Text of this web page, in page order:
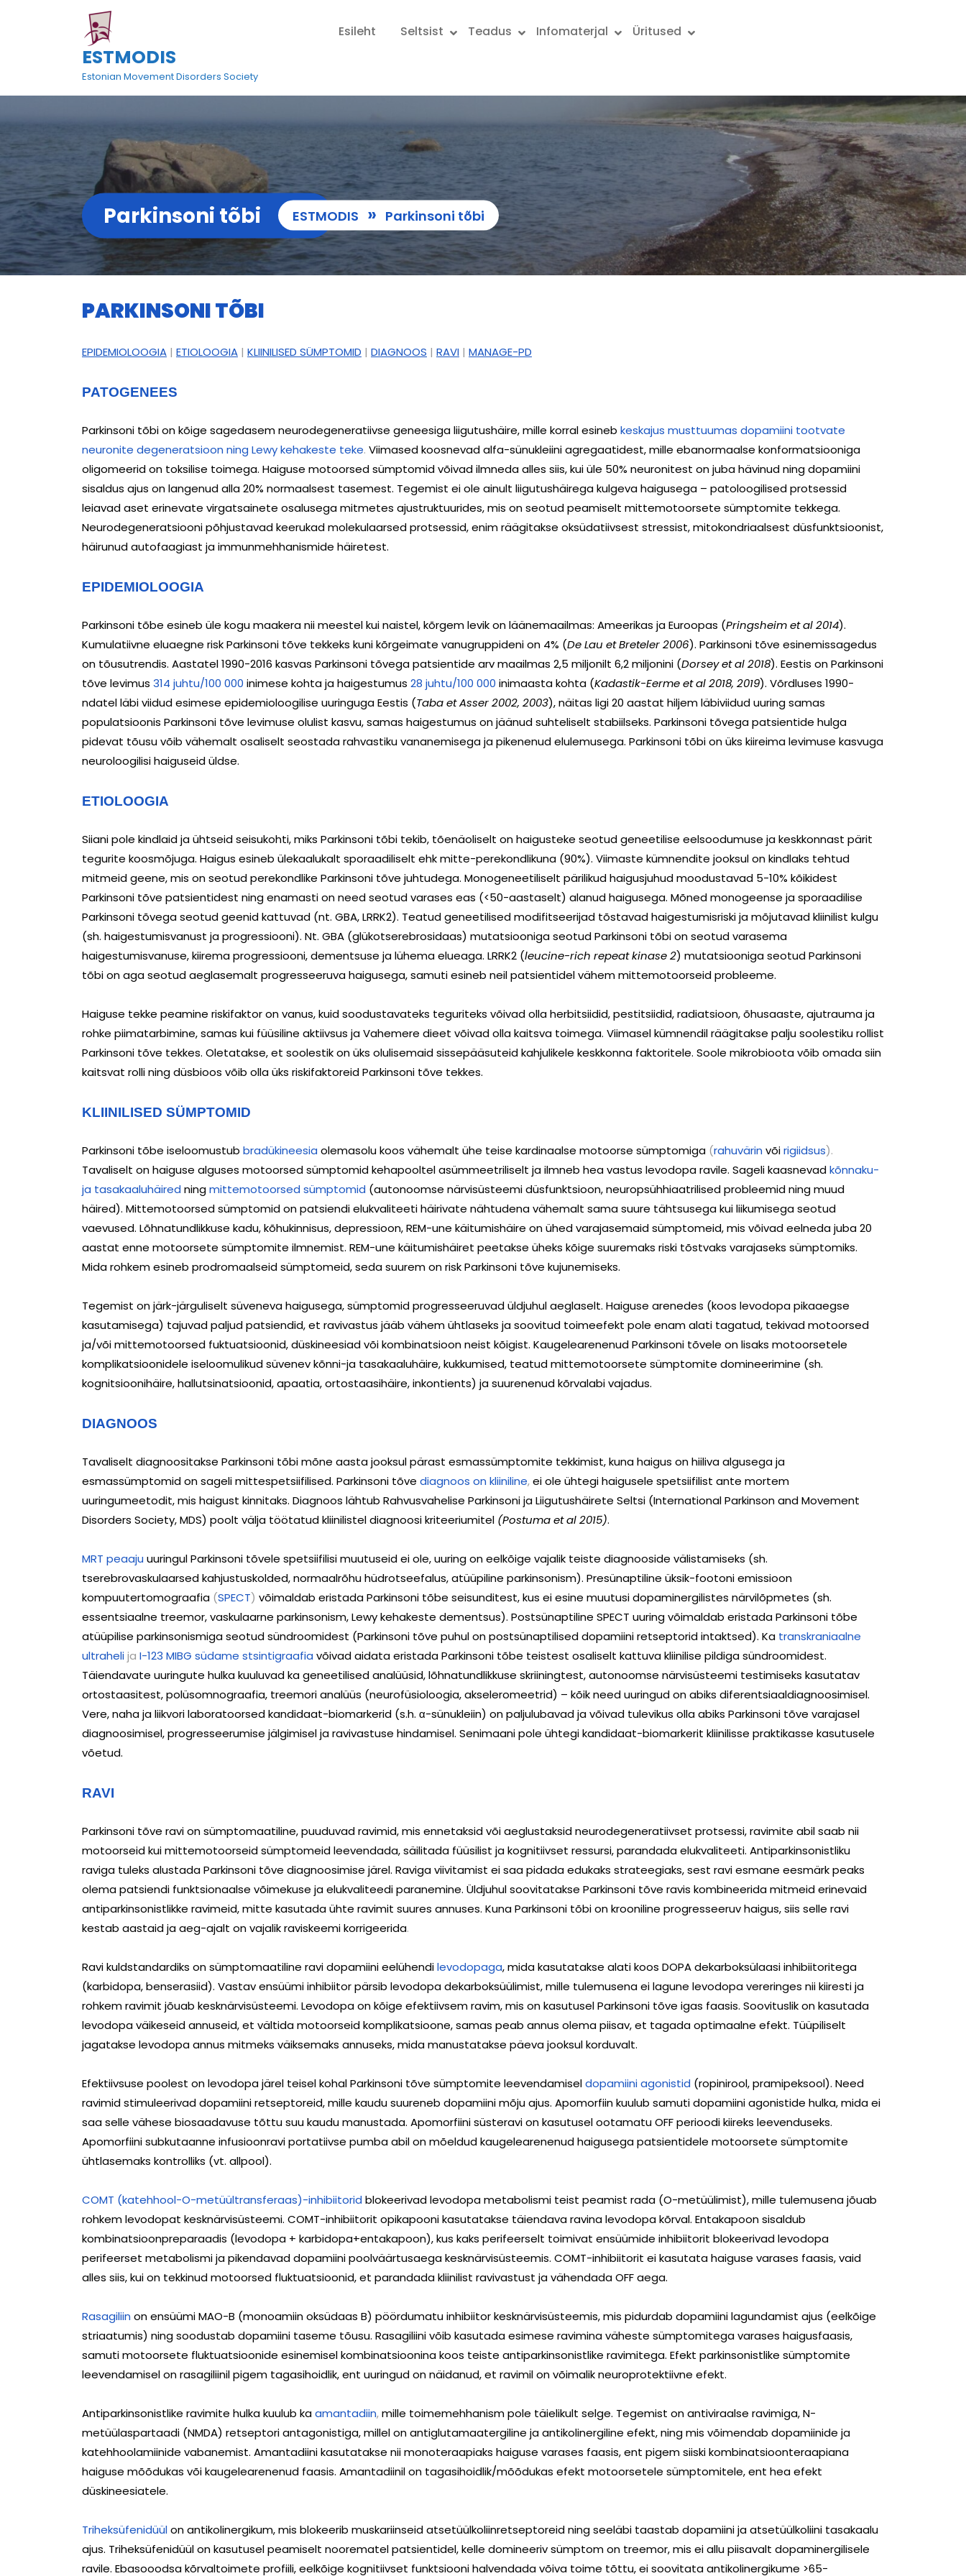
ESTMODIS
Estonian Movement Disorders Society
Esileht Seltsist Teadus Infomaterjal Üritused
Parkinsoni tõbi ESTMODIS » Parkinsoni tõbi
PARKINSONI TÕBI
EPIDEMIOLOOGIA | ETIOLOOGIA | KLIINILISED SÜMPTOMID | DIAGNOOS | RAVI | MANAGE-PD
PATOGENEES
Parkinsoni tõbi on kõige sagedasem neurodegeneratiivse geneesiga liigutushäire, mille korral esineb keskajus musttuumas dopamiini tootvate
neuronite degeneratsioon ning Lewy kehakeste teke. Viimased koosnevad alfa-sünukleiini agregaatidest, mille ebanormaalse konformatsiooniga
oligomeerid on toksilise toimega. Haiguse motoorsed sümptomid võivad ilmneda alles siis, kui üle 50% neuronitest on juba hävinud ning dopamiini
sisaldus ajus on langenud alla 20% normaalsest tasemest. Tegemist ei ole ainult liigutushäirega kulgeva haigusega – patoloogilised protsessid
leiavad aset erinevate virgatsainete osalusega mitmetes ajustruktuurides, mis on seotud peamiselt mittemotoorsete sümptomite tekkega.
Neurodegeneratsiooni põhjustavad keerukad molekulaarsed protsessid, enim räägitakse oksüdatiivsest stressist, mitokondriaalsest düsfunktsioonist,
häirunud autofaagiast ja immunmehhanismide häiretest.
EPIDEMIOLOOGIA
Parkinsoni tõbe esineb üle kogu maakera nii meestel kui naistel, kõrgem levik on läänemaailmas: Ameerikas ja Euroopas (Pringsheim et al 2014).
Kumulatiivne eluaegne risk Parkinsoni tõve tekkeks kuni kõrgeimate vanugruppideni on 4% (De Lau et Breteler 2006). Parkinsoni tõve esinemissagedus
on tõusutrendis. Aastatel 1990-2016 kasvas Parkinsoni tõvega patsientide arv maailmas 2,5 miljonilt 6,2 miljonini (Dorsey et al 2018). Eestis on Parkinsoni
tõve levimus 314 juhtu/100 000 inimese kohta ja haigestumus 28 juhtu/100 000 inimaasta kohta (Kadastik-Eerme et al 2018, 2019). Võrdluses 1990-
ndatel läbi viidud esimese epidemioloogilise uuringuga Eestis (Taba et Asser 2002, 2003), näitas ligi 20 aastat hiljem läbiviidud uuring samas
populatsioonis Parkinsoni tõve levimuse olulist kasvu, samas haigestumus on jäänud suhteliselt stabiilseks. Parkinsoni tõvega patsientide hulga
pidevat tõusu võib vähemalt osaliselt seostada rahvastiku vananemisega ja pikenenud elulemusega. Parkinsoni tõbi on üks kiireima levimuse kasvuga
neuroloogilisi haiguseid üldse.
ETIOLOOGIA
Siiani pole kindlaid ja ühtseid seisukohti, miks Parkinsoni tõbi tekib, tõenäoliselt on haigusteke seotud geneetilise eelsoodumuse ja keskkonnast pärit
tegurite koosmõjuga. Haigus esineb ülekaalukalt sporaadiliselt ehk mitte-perekondlikuna (90%). Viimaste kümnendite jooksul on kindlaks tehtud
mitmeid geene, mis on seotud perekondlike Parkinsoni tõve juhtudega. Monogeneetiliselt pärilikud haigusjuhud moodustavad 5-10% kõikidest
Parkinsoni tõve patsientidest ning enamasti on need seotud varases eas (<50-aastaselt) alanud haigusega. Mõned monogeense ja sporaadilise
Parkinsoni tõvega seotud geenid kattuvad (nt. GBA, LRRK2). Teatud geneetilised modifitseerijad tõstavad haigestumisriski ja mõjutavad kliinilist kulgu
(sh. haigestumisvanust ja progressiooni). Nt. GBA (glükotserebrosidaas) mutatsiooniga seotud Parkinsoni tõbi on seotud varasema
haigestumisvanuse, kiirema progressiooni, dementsuse ja lühema elueaga. LRRK2 (leucine-rich repeat kinase 2) mutatsiooniga seotud Parkinsoni
tõbi on aga seotud aeglasemalt progresseeruva haigusega, samuti esineb neil patsientidel vähem mittemotoorseid probleeme.
Haiguse tekke peamine riskifaktor on vanus, kuid soodustavateks teguriteks võivad olla herbitsiidid, pestitsiidid, radiatsioon, õhusaaste, ajutrauma ja
rohke piimatarbimine, samas kui füüsiline aktiivsus ja Vahemere dieet võivad olla kaitsva toimega. Viimasel kümnendil räägitakse palju soolestiku rollist
Parkinsoni tõve tekkes. Oletatakse, et soolestik on üks olulisemaid sissepääsuteid kahjulikele keskkonna faktoritele. Soole mikrobioota võib omada siin
kaitsvat rolli ning düsbioos võib olla üks riskifaktoreid Parkinsoni tõve tekkes.
KLIINILISED SÜMPTOMID
Parkinsoni tõbe iseloomustub bradükineesia olemasolu koos vähemalt ühe teise kardinaalse motoorse sümptomiga (rahuvärin võirigiidsus).
Tavaliselt on haiguse alguses motoorsed sümptomid kehapooltel asümmeetriliselt ja ilmneb hea vastus levodopa ravile. Sageli kaasnevadkõnnaku-
ja tasakaaluhäired ningmittemotoorsed sümptomid (autonoomse närvisüsteemi düsfunktsioon, neuropsühhiaatrilised probleemid ning muud
häired). Mittemotoorsed sümptomid on patsiendi elukvaliteeti häirivate nähtudena vähemalt sama suure tähtsusega kui liikumisega seotud
vaevused. Lõhnatundlikkuse kadu, kõhukinnisus, depressioon, REM-une käitumishäire on ühed varajasemaid sümptomeid, mis võivad eelneda juba 20
aastat enne motoorsete sümptomite ilmnemist. REM-une käitumishäiret peetakse üheks kõige suuremaks riski tõstvaks varajaseks sümptomiks.
Mida rohkem esineb prodromaalseid sümptomeid, seda suurem on risk Parkinsoni tõve kujunemiseks.
Tegemist on järk-järguliselt süveneva haigusega, sümptomid progresseeruvad üldjuhul aeglaselt. Haiguse arenedes (koos levodopa pikaaegse
kasutamisega) tajuvad paljud patsiendid, et ravivastus jääb vähem ühtlaseks ja soovitud toimeefekt pole enam alati tagatud, tekivad motoorsed
ja/või mittemotoorsed fuktuatsioonid, düskineesiad või kombinatsioon neist kõigist. Kaugelearenenud Parkinsoni tõvele on lisaks motoorsetele
komplikatsioonidele iseloomulikud süvenev kõnni-ja tasakaaluhäire, kukkumised, teatud mittemotoorsete sümptomite domineerimine (sh.
kognitsioonihäire, hallutsinatsioonid, apaatia, ortostaasihäire, inkontients) ja suurenenud kõrvalabi vajadus.
DIAGNOOS
Tavaliselt diagnoositakse Parkinsoni tõbi mõne aasta jooksul pärast esmassümptomite tekkimist, kuna haigus on hiiliva algusega ja
esmassümptomid on sageli mittespetsiifilised. Parkinsoni tõve diagnoos on kliiniline,ei ole ühtegi haigusele spetsiifilist ante mortem
uuringumeetodit, mis haigust kinnitaks. Diagnoos lähtub Rahvusvahelise Parkinsoni ja Liigutushäirete Seltsi (International Parkinson and Movement
Disorders Society, MDS) poolt välja töötatud kliinilistel diagnoosi kriteeriumitel (Postuma et al 2015).
MRT peaaju uuringul Parkinsoni tõvele spetsiifilisi muutuseid ei ole, uuring on eelkõige vajalik teiste diagnooside välistamiseks (sh.
tserebrovaskulaarsed kahjustuskolded, normaalrõhu hüdrotseefalus, atüüpiline parkinsonism). Presünaptiline üksik-footoni emissioon
kompuutertomograafia (SPECT) võimaldab eristada Parkinsoni tõbe seisunditest, kus ei esine muutusi dopaminergilistes närvilõpmetes (sh.
essentsiaalne treemor, vaskulaarne parkinsonism, Lewy kehakeste dementsus). Postsünaptiline SPECT uuring võimaldab eristada Parkinsoni tõbe
atüüpilise parkinsonismiga seotud sündroomidest (Parkinsoni tõve puhul on postsünaptilised dopamiini retseptorid intaktsed). Ka transkraniaalne
ultrahelija I-123 MIBG südame stsintigraafia võivad aidata eristada Parkinsoni tõbe teistest osaliselt kattuva kliinilise pildiga sündroomidest.
Täiendavate uuringute hulka kuuluvad ka geneetilised analüüsid, lõhnatundlikkuse skriiningtest, autonoomse närvisüsteemi testimiseks kasutatav
ortostaasitest, polüsomnograafia, treemori analüüs (neurofüsioloogia, akseleromeetrid) – kõik need uuringud on abiks diferentsiaaldiagnoosimisel.
Vere, naha ja liikvori laboratoorsed kandidaat-biomarkerid (s.h. α-sünukleiin) on paljulubavad ja võivad tulevikus olla abiks Parkinsoni tõve varajasel
diagnoosimisel, progresseerumise jälgimisel ja ravivastuse hindamisel. Senimaani pole ühtegi kandidaat-biomarkerit kliinilisse praktikasse kasutusele
võetud.
RAVI
Parkinsoni tõve ravi on sümptomaatiline, puuduvad ravimid, mis ennetaksid või aeglustaksid neurodegeneratiivset protsessi, ravimite abil saab nii
motoorseid kui mittemotoorseid sümptomeid leevendada, säilitada füüsilist ja kognitiivset ressursi, parandada elukvaliteeti. Antiparkinsonistliku
raviga tuleks alustada Parkinsoni tõve diagnoosimise järel. Raviga viivitamist ei saa pidada edukaks strateegiaks, sest ravi esmane eesmärk peaks
olema patsiendi funktsionaalse võimekuse ja elukvaliteedi paranemine. Üldjuhul soovitatakse Parkinsoni tõve ravis kombineerida mitmeid erinevaid
antiparkinsonistlikke ravimeid, mitte kasutada ühte ravimit suures annuses. Kuna Parkinsoni tõbi on krooniline progresseeruv haigus, siis selle ravi
kestab aastaid ja aeg-ajalt on vajalik raviskeemi korrigeerida.
Ravi kuldstandardiks on sümptomaatiline ravi dopamiini eelühendilevodopaga, mida kasutatakse alati koos DOPA dekarboksülaasi inhibiitoritega
(karbidopa, benserasiid). Vastav ensüümi inhibiitor pärsib levodopa dekarboksüülimist, mille tulemusena ei lagune levodopa vereringes nii kiiresti ja
rohkem ravimit jõuab kesknärvisüsteemi. Levodopa on kõige efektiivsem ravim, mis on kasutusel Parkinsoni tõve igas faasis. Soovituslik on kasutada
levodopa väikeseid annuseid, et vältida motoorseid komplikatsioone, samas peab annus olema piisav, et tagada optimaalne efekt. Tüüpiliselt
jagatakse levodopa annus mitmeks väiksemaks annuseks, mida manustatakse päeva jooksul korduvalt.
Efektiivsuse poolest on levodopa järel teisel kohal Parkinsoni tõve sümptomite leevendamiseldopamiini agonistid (ropinirool, pramipeksool). Need
ravimid stimuleerivad dopamiini retseptoreid, mille kaudu suureneb dopamiini mõju ajus. Apomorfiin kuulub samuti dopamiini agonistide hulka, mida ei
saa selle vähese biosaadavuse tõttu suu kaudu manustada. Apomorfiini süsteravi on kasutusel ootamatu OFF perioodi kiireks leevenduseks.
Apomorfiini subkutaanne infusioonravi portatiivse pumba abil on mõeldud kaugelearenenud haigusega patsientidele motoorsete sümptomite
ühtlasemaks kontrolliks (vt. allpool).
COMT (katehhool-O-metüültransferaas)-inhibiitorid blokeerivad levodopa metabolismi teist peamist rada (O-metüülimist), mille tulemusena jõuab
rohkem levodopat kesknärvisüsteemi. COMT-inhibiitorit opikapooni kasutatakse täiendava ravina levodopa kõrval. Entakapoon sisaldub
kombinatsioonpreparaadis (levodopa + karbidopa+entakapoon), kus kaks perifeerselt toimivat ensüümide inhibiitorit blokeerivad levodopa
perifeerset metabolismi ja pikendavad dopamiini poolväärtusaega kesknärvisüsteemis. COMT-inhibiitorit ei kasutata haiguse varases faasis, vaid
alles siis, kui on tekkinud motoorsed fluktuatsioonid, et parandada kliinilist ravivastust ja vähendada OFF aega.
Rasagiliin on ensüümi MAO-B (monoamiin oksüdaas B) pöördumatu inhibiitor kesknärvisüsteemis, mis pidurdab dopamiini lagundamist ajus (eelkõige
striaatumis) ning soodustab dopamiini taseme tõusu. Rasagiliini võib kasutada esimese ravimina väheste sümptomitega varases haigusfaasis,
samuti motoorsete fluktuatsioonide esinemisel kombinatsioonina koos teiste antiparkinsonistlike ravimitega. Efekt parkinsonistlike sümptomite
leevendamisel on rasagiliinil pigem tagasihoidlik, ent uuringud on näidanud, et ravimil on võimalik neuroprotektiivne efekt.
Antiparkinsonistlike ravimite hulka kuulub kaamantadiin,mille toimemehhanism pole täielikult selge. Tegemist on antiviraalse ravimiga, N-
metüülaspartaadi (NMDA) retseptori antagonistiga, millel on antiglutamaatergiline ja antikolinergiline efekt, ning mis võimendab dopamiinide ja
katehhoolamiinide vabanemist. Amantadiini kasutatakse nii monoteraapiaks haiguse varases faasis, ent pigem siiski kombinatsioonteraapiana
haiguse mõõdukas või kaugelearenenud faasis. Amantadiinil on tagasihoidlik/mõõdukas efekt motoorsetele sümptomitele, ent hea efekt
düskineesiatele.
Triheksüfenidüülon antikolinergikum, mis blokeerib muskariinseid atsetüülkoliinretseptoreid ning seeläbi taastab dopamiini ja atsetüülkoliini tasakaalu
ajus. Triheksüfenidüül on kasutusel peamiselt noorematel patsientidel, kelle domineeriv sümptom on treemor, mis ei allu piisavalt dopaminergilisele
ravile. Ebasooodsa kõrvaltoimete profiili, eelkõige kognitiivset funktsiooni halvendada võiva toime tõttu, ei soovitata antikolinergikume >65-